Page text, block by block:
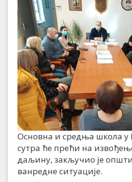
Основна и средња школа у
сутра ће прећи на
даљину, закључио је
ванредне ситуације.